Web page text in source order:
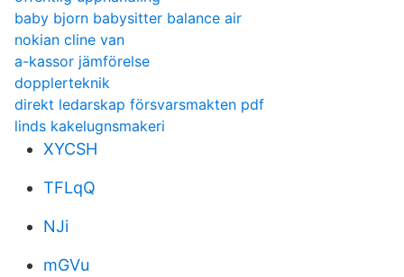
baby bjorn babysitter balance air
nokian cline van
a-kassor jämförelse
dopplerteknik
direkt ledarskap försvarsmakten pdf
linds kakelugnsmakeri
XYCSH
TFLqQ
NJi
mGVu